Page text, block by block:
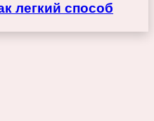
легкий способ